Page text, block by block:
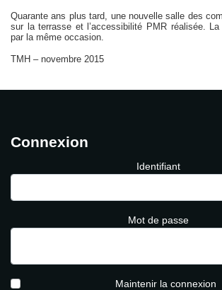
Quarante ans plus tard, une nouvelle salle des
sur la terrasse et l’accessibilité PMR réalisée.
par la même occasion.
TMH – novembre 2015
Connexion
Identifiant
Mot de passe
Maintenir la connexion